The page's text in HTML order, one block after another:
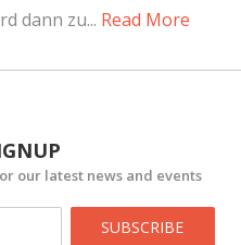
dann zu... Read More
our latest news and events
SUBSCRIBE